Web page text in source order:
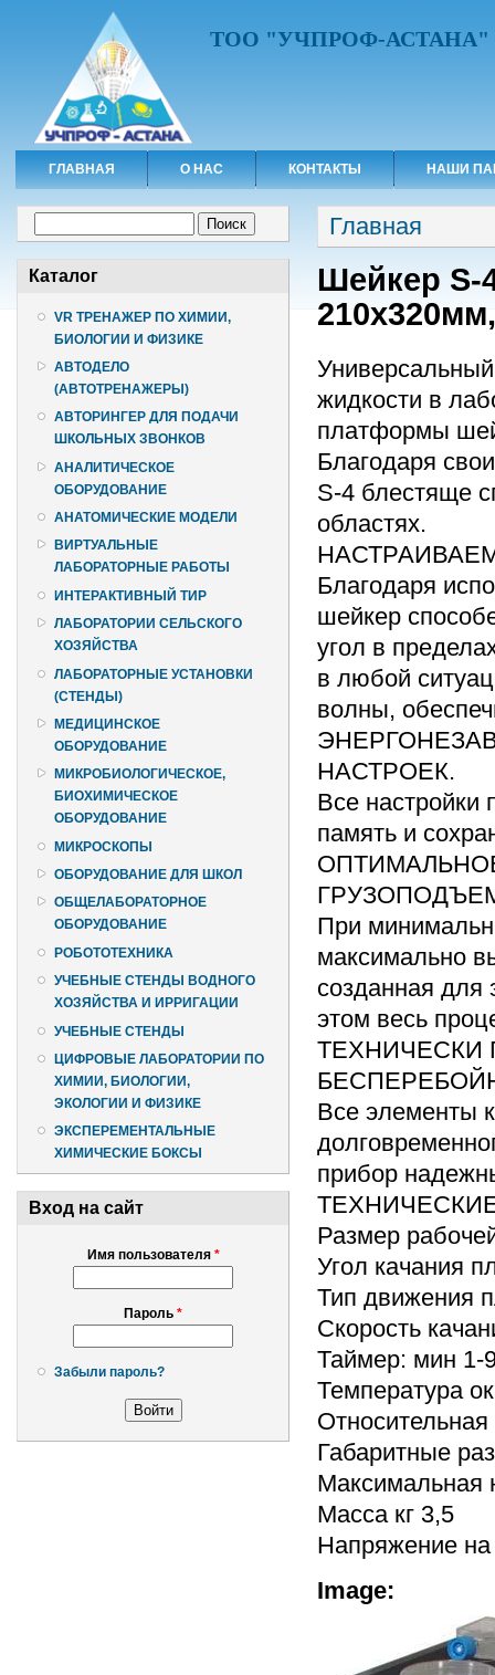
ТОО "УЧПРОФ-АСТАНА"
ГЛАВНАЯ О НАС КОНТАКТЫ НАШИ
Каталог
VR ТРЕНАЖЕР ПО ХИМИИ,
БИОЛОГИИ И ФИЗИКЕ
АВТОДЕЛО
(АВТОТРЕНАЖЕРЫ)
АВТОРИНГЕР ДЛЯ ПОДАЧИ
ШКОЛЬНЫХ ЗВОНКОВ
АНАЛИТИЧЕСКОЕ
ОБОРУДОВАНИЕ
АНАТОМИЧЕСКИЕ МОДЕЛИ
ВИРТУАЛЬНЫЕ
ЛАБОРАТОРНЫЕ РАБОТЫ
ИНТЕРАКТИВНЫЙ ТИР
ЛАБОРАТОРИИ СЕЛЬСКОГО
ХОЗЯЙСТВА
ЛАБОРАТОРНЫЕ УСТАНОВКИ
(СТЕНДЫ)
МЕДИЦИНСКОЕ
ОБОРУДОВАНИЕ
МИКРОБИОЛОГИЧЕСКОЕ,
БИОХИМИЧЕСКОЕ
ОБОРУДОВАНИЕ
МИКРОСКОПЫ
ОБОРУДОВАНИЕ ДЛЯ ШКОЛ
ОБЩЕЛАБОРАТОРНОЕ
ОБОРУДОВАНИЕ
РОБОТОТЕХНИКА
УЧЕБНЫЕ СТЕНДЫ ВОДНОГО
ХОЗЯЙСТВА И ИРРИГАЦИИ
УЧЕБНЫЕ СТЕНДЫ
ЦИФРОВЫЕ ЛАБОРАТОРИИ ПО
ХИМИИ, БИОЛОГИИ,
ЭКОЛОГИИ И ФИЗИКЕ
ЭКСПЕРЕМЕНТАЛЬНЫЕ
ХИМИЧЕСКИЕ БОКСЫ
Вход на сайт
Имя пользователя *
Пароль *
Забыли пароль?
Вы здесь
Главная
Шейкер S-
жидкости в
платформы
Благодаря
S-4 блестяще
областях.
Благодаря
шейкер
угол в
в любой
волны,
НАСТРОЕК.
Все настройки
память и
При
максимально
созданная для
этом весь
ТЕХНИЧЕСКИ
Все элементы
прибор
Размер
Угол качания
Тип движения
Скорость
Таймер: мин 1-
Температура
Габаритные
Максимальная
Масса кг 3,5
Напряжение
Image: